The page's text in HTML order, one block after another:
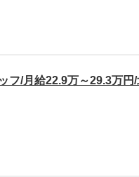
フ/月給22.9万～29.3万円